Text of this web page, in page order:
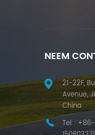
NEEM
21-22F,
Avenue,
China
Tel :